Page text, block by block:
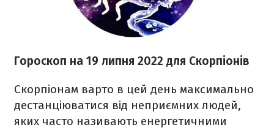
Гороскоп на 19 липня 2022 для Скорпіонів
Скорпіонам варто в цей день максимально
дестанціюватися від неприємних людей,
яких часто називають енергетичними